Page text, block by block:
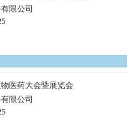
限公司
医药大会暨展览会
限公司